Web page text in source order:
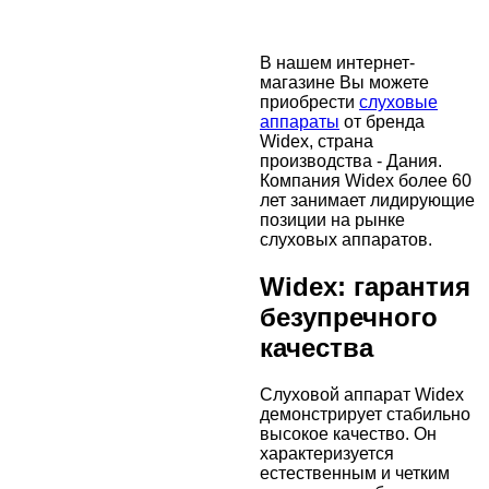
В нашем интернет-
магазине Вы можете
приобрести слуховые
аппараты от бренда
Widex, страна
производства - Дания.
Компания Widex более 60
лет занимает лидирующие
позиции на рынке
слуховых аппаратов.
Widex: гарантия
безупречного
качества
Слуховой аппарат Widex
демонстрирует стабильно
высокое качество. Он
характеризуется
естественным и четким